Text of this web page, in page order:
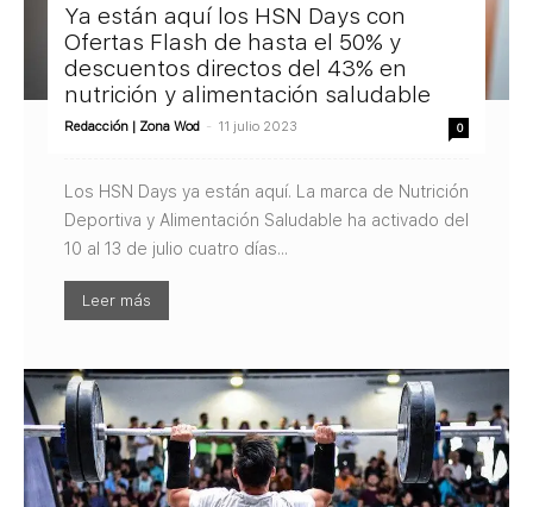
Ya están aquí los HSN Days con
Ofertas Flash de hasta el 50% y
descuentos directos del 43% en
nutrición y alimentación saludable
Redacción | Zona Wod - 11 julio 2023 0
Los HSN Days ya están aquí. La marca de Nutrición
Deportiva y Alimentación Saludable ha activado del
10 al 13 de julio cuatro días...
Leer más